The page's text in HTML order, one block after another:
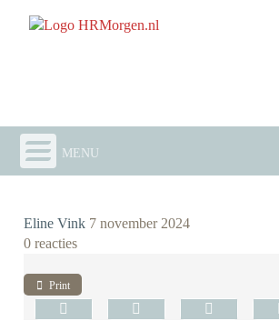
menu
Eline Vink 7 november 2024
0 reacties
Print